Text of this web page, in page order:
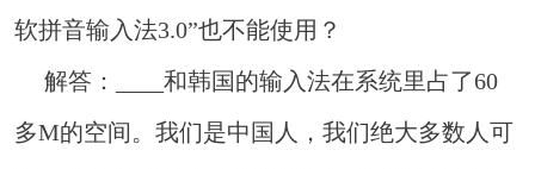
软拼音输入法3.0”也不能使用？
解答：____和韩国的输入法在系统里占了60
多M的空间。我们是中国人，我们绝大多数人可